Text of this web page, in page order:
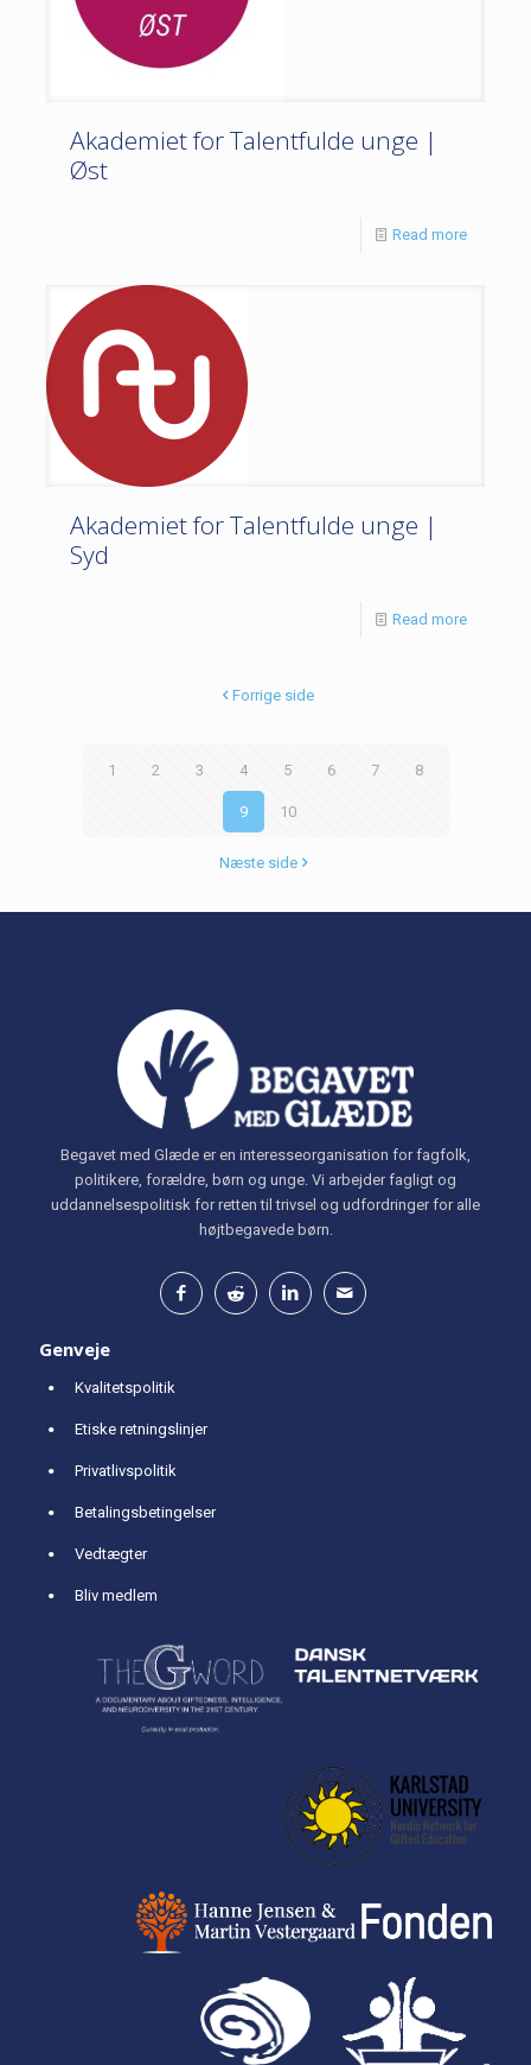
Akademiet for Talentfulde unge |
Øst
Read more
Akademiet for Talentfulde unge |
Syd
Read more
Forrige side
1 2 3 4 5 6 7 8
9 10
Næste side
Begavet med Glæde er en interesseorganisation for fagfolk,
politikere, forældre, børn og unge. Vi arbejder fagligt og
uddannelsespolitisk for retten til trivsel og udfordringer for alle
højtbegavede børn.
Genveje
Kvalitetspolitik
Etiske retningslinjer
Privatlivspolitik
Betalingsbetingelser
Vedtægter
Bliv medlem